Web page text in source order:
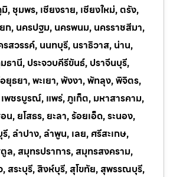
ชุมพร, เชียงราย, เชียงใหม่, ตรัง,
ก, นครปฐม, นครพนม, นครราชสีมา,
สวรรค์, นนทบุรี, นราธิวาส, น่าน,
านี, ประจวบคีรีขันธ์, ปราจีนบุรี,
ธยา, พะเยา, พังงา, พัทลุง, พิจิตร,
พชรบูรณ์, แพร่, ภูเก็ต, มหาสารคาม,
, ยโสธร, ยะลา, ร้อยเอ็ด, ระนอง,
, ลำปาง, ลำพูน, เลย, ศรีสะเกษ,
ล, สมุทรปราการ, สมุทรสงคราม,
สระบุรี, สิงห์บุรี, สุโขทัย, สุพรรณบุรี,